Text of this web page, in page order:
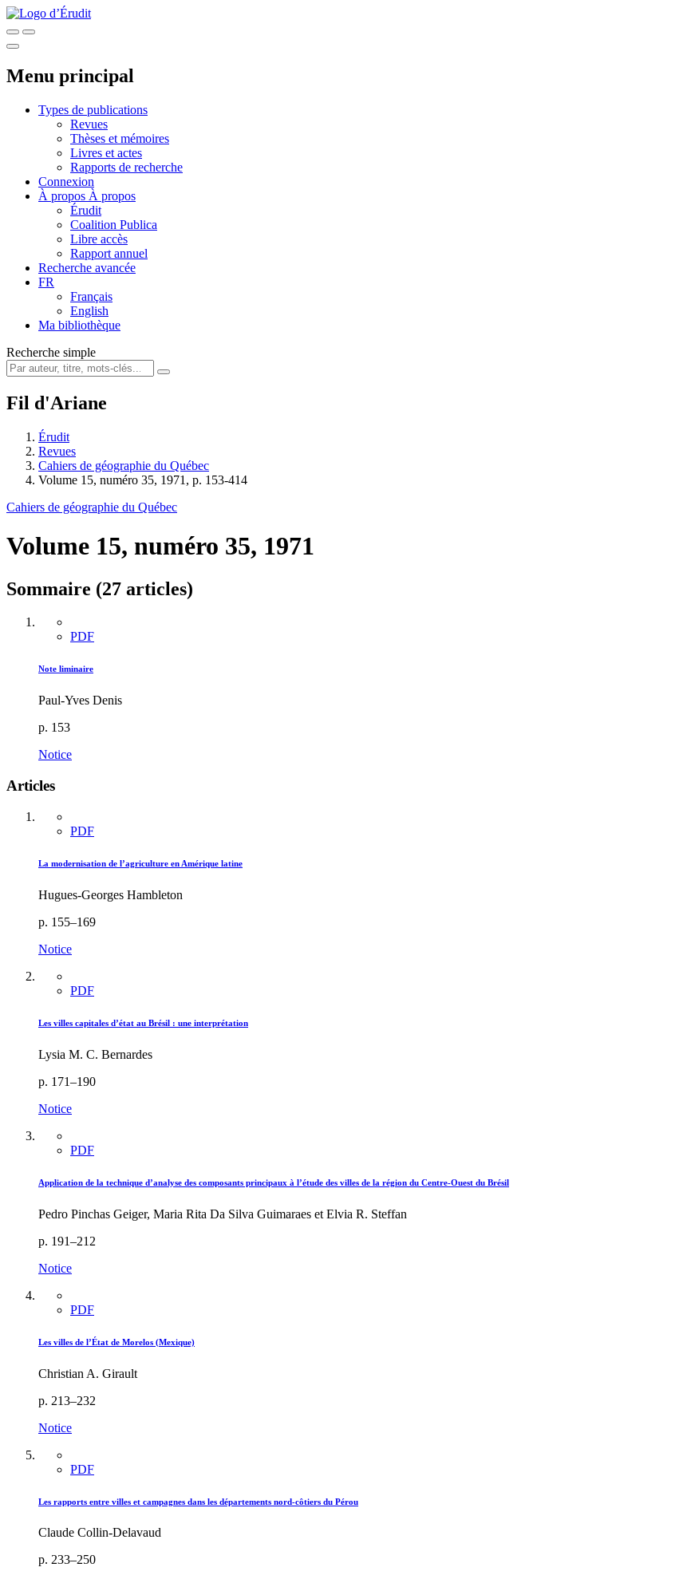
Menu principal
Types de publications
Revues
Thèses et mémoires
Livres et actes
Rapports de recherche
Connexion
À propos À propos
Érudit
Coalition Publica
Libre accès
Rapport annuel
Recherche avancée
FR
Français
English
Ma bibliothèque
Recherche simple
Fil d'Ariane
Érudit
Revues
Cahiers de géographie du Québec
Volume 15, numéro 35, 1971, p. 153-414
Cahiers de géographie du Québec
Volume 15, numéro 35, 1971
Sommaire (27 articles)
PDF
Note liminaire
Paul-Yves Denis
p. 153
Notice
Articles
PDF
La modernisation de l’agriculture en Amérique latine
Hugues-Georges Hambleton
p. 155–169
Notice
PDF
Les villes capitales d’état au Brésil : une interprétation
Lysia M. C. Bernardes
p. 171–190
Notice
PDF
Application de la technique d’analyse des composants principaux à l’étude des villes de la région du Centre-Ouest du Brésil
Pedro Pinchas Geiger, Maria Rita Da Silva Guimaraes et Elvia R. Steffan
p. 191–212
Notice
PDF
Les villes de l’État de Morelos (Mexique)
Christian A. Girault
p. 213–232
Notice
PDF
Les rapports entre villes et campagnes dans les départements nord-côtiers du Pérou
Claude Collin-Delavaud
p. 233–250